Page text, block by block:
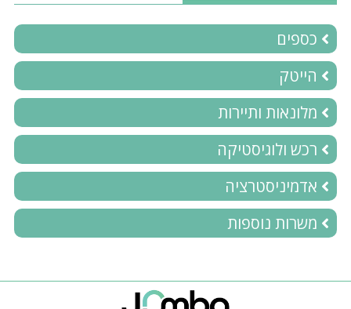
כספים
הייטק
מלונאות ותיירות
רכש ולוגיסטיקה
אדמיניסטרציה
משרות נוספות